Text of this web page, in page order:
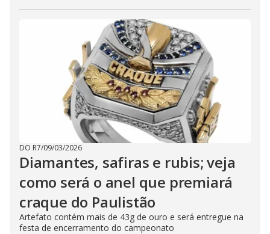
DO R7/09/03/2026
Diamantes, safiras e rubis; veja
como será o anel que premiará
craque do Paulistão
Artefato contém mais de 43g de ouro e será entregue na
festa de encerramento do campeonato